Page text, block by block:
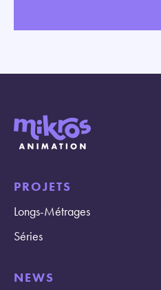
PROJETS
Longs-Métrages
Séries
NEWS